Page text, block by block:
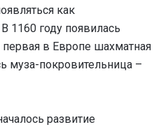
как
1160 году появилась
в Европе шахматная
муза-покровительница –
развитие